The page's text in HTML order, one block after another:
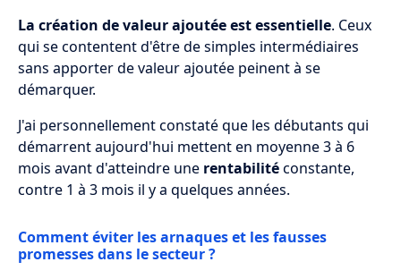
La création de valeur ajoutée est essentielle. Ceux
qui se contentent d'être de simples intermédiaires
sans apporter de valeur ajoutée peinent à se
démarquer.
J'ai personnellement constaté que les débutants qui
démarrent aujourd'hui mettent en moyenne 3 à 6
mois avant d'atteindre une rentabilitéconstante,
contre 1 à 3 mois il y a quelques années.
Comment éviter les arnaques et les fausses
promesses dans le secteur ?